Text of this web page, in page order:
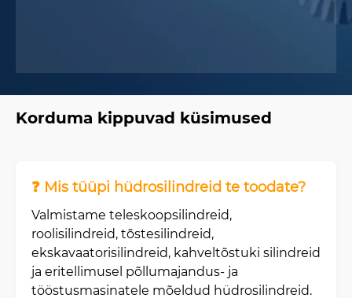
Korduma kippuvad küsimused
❓ Mis tüüpi hüdrosilindreid te toodate?
Valmistame teleskoopsilindreid,
roolisilindreid, tõstesilindreid,
ekskavaatorisilindreid, kahveltõstuki silindreid
ja eritellimusel põllumajandus- ja
tööstusmasinatele mõeldud hüdrosilindreid.